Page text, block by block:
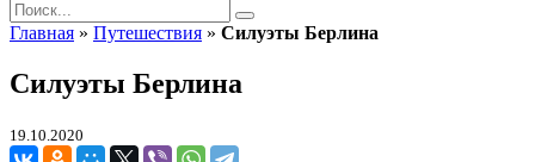
Главная » Путешествия » Силуэты Берлина
Силуэты Берлина
19.10.2020